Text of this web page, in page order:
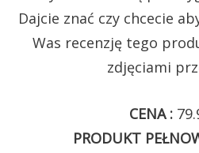
Dajcie znać czy chcecie
Was recenzję tego
zdjęciami
CENA :
PRODUKT